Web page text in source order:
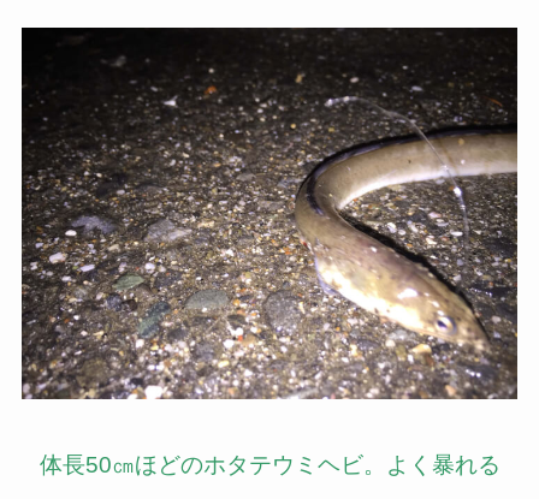
体長50㎝ほどのホタテウミヘビ。よく暴れる